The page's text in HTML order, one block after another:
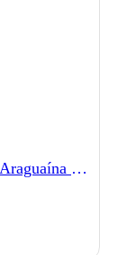
Terminal Rodoviário de Araguaína - Araguaína - TO